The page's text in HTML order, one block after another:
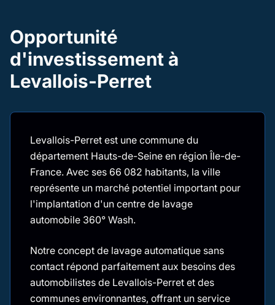
Opportunité
d'investissement à
Levallois-Perret
Levallois-Perret est une commune du
département Hauts-de-Seine en région Île-de-
France. Avec ses 66 082 habitants, la ville
représente un marché potentiel important pour
l'implantation d'un centre de lavage
automobile 360° Wash.
Notre concept de lavage automatique sans
contact répond parfaitement aux besoins des
automobilistes de Levallois-Perret et des
communes environnantes, offrant un service